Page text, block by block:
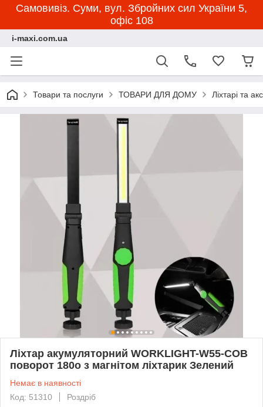
Самовивіз. Суми, вул. Збройних сил України 5,
офіс 108
i-maxi.com.ua
Товари та послуги ТОВАРИ ДЛЯ ДОМУ Ліхтарі та
Ліхтар акумуляторний WORKLIGHT-W55-COB
поворот 180o з магнітом ліхтарик Зелений
Немає в наявності
Код: 51310
Роздріб